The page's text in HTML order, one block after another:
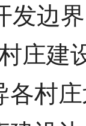
发边界
庄建
各村